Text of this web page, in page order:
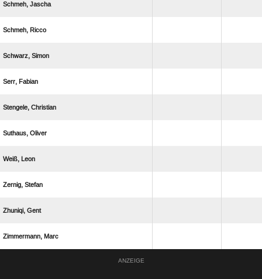
 
 
 
 
 
 
 
 
 
 
ANZEIGE